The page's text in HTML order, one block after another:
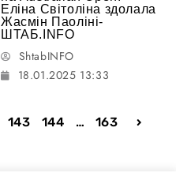
Еліна Світоліна здолала
Жасмін Паоліні-
ШТАБ.INFO
ShtabINFO
18.01.2025 13:33
143 144 … 163